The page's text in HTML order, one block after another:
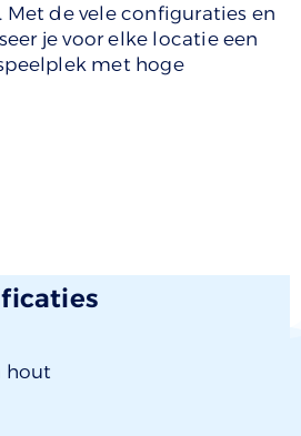
de vele configuraties en
je voor elke locatie een
met hoge
hout